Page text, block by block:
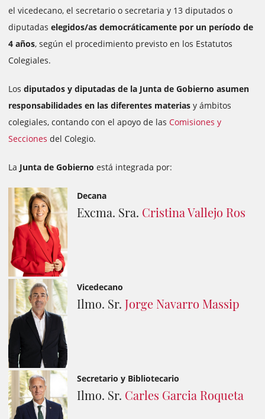
el vicedecano, el secretario o secretaria y 13 diputados o
diputadas elegidos/as democráticamente por un período de
4 años, según el procedimiento previsto en los Estatutos
Colegiales.
Los diputados y diputadas de la Junta de Gobierno asumen
responsabilidades en las diferentes materias y ámbitos
colegiales, contando con el apoyo de las Comisiones y
Secciones del Colegio.
La Junta de Gobierno está integrada por:
Decana
Excma. Sra. Cristina Vallejo Ros
Vicedecano
Ilmo. Sr. Jorge Navarro Massip
Secretario y Bibliotecario
Ilmo. Sr. Carles Garcia Roqueta